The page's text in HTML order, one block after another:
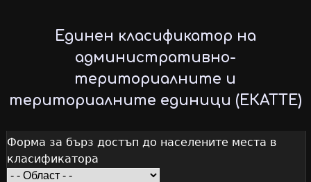
to
main
content
Единен класификатор на
административно-
териториалните и
териториалните единици (ЕКАТТЕ)
Форма за бърз достъп до населените места в
класификатора